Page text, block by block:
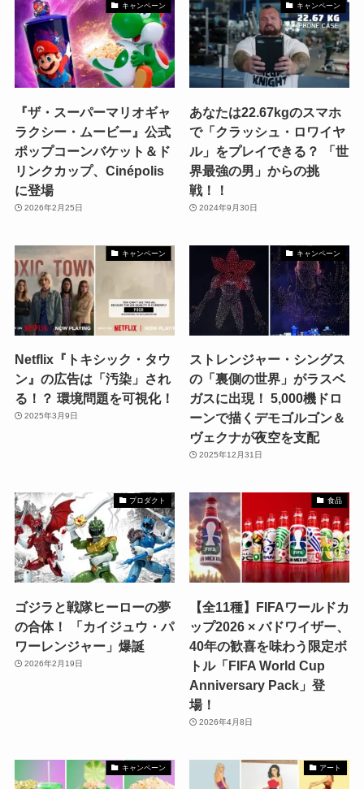
キャンペーン
『ザ・スーパーマリオギャ
ラクシー・ムービー』公式
ポップコーンバケット＆ド
リンクカップ、Cinépolis
に登場
2026年2月25日
キャンペーン
あなたは22.67kgのスマホ
で「クラッシュ・ロワイヤ
ル」をプレイできる？ 「世
界最強の男」からの挑
戦！！
2024年9月30日
キャンペーン
Netflix『トキシック・タウ
ン』の広告は「汚染」され
る！？ 環境問題を可視化！
2025年3月9日
キャンペーン
ストレンジャー・シングス
の「裏側の世界」がラスベ
ガスに出現！ 5,000機ドロ
ーンで描くデモゴルゴン＆
ヴェクナが夜空を支配
2025年12月31日
プロダクト
ゴジラと戦隊ヒーローの夢
の合体！ 「カイジュウ・パ
ワーレンジャー」爆誕
2026年2月19日
食品
【全11種】FIFAワールドカ
ップ2026 × バドワイザー、
40年の歓喜を味わう限定ボ
トル「FIFA World Cup
Anniversary Pack」登
場！
2026年4月8日
キャンペーン アート